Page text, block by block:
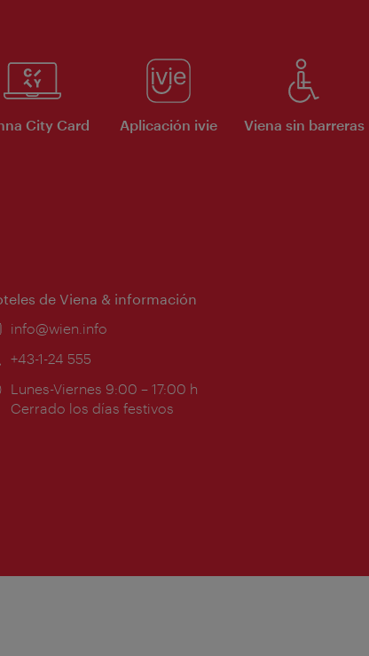
City Card Aplicación ivie Viena sin barreras
de Viena & información
e-
info@wien.info
Teléfono:
+43-1-24 555
Horarios
de
Lunes-Viernes 9:00 – 17:00 h
Cerrado los días festivos